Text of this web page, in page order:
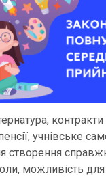
учнівське
створення
можливість для